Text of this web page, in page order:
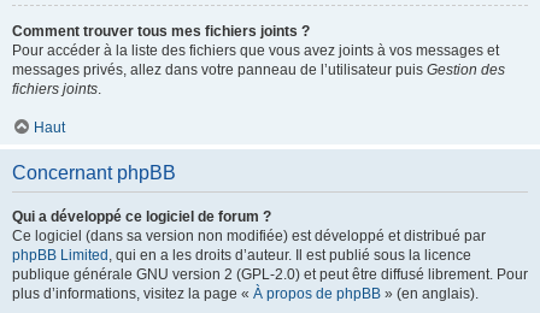
Comment trouver tous mes fichiers joints ?
Pour accéder à la liste des fichiers que vous avez joints à vos messages et
messages privés, allez dans votre panneau de l’utilisateur puis Gestion des
fichiers joints.
Haut
Concernant phpBB
Qui a développé ce logiciel de forum ?
Ce logiciel (dans sa version non modifiée) est développé et distribué par
phpBB Limited , qui en a les droits d’auteur. Il est publié sous la licence
publique générale GNU version 2 (GPL-2.0) et peut être diffusé librement. Pour
plus d’informations, visitez la page « À propos de phpBB » (en anglais).